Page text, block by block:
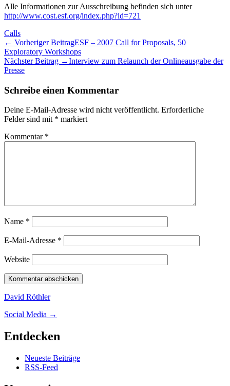
Alle Informationen zur Ausschreibung befinden sich unter
http://www.cost.esf.org/index.php?id=721
Calls
← Vorheriger BeitragESF – 2007 Call for Proposals, 50
Exploratory Workshops
Nächster Beitrag →Interview zum Relaunch der Onlineausgabe der
Presse
Schreibe einen Kommentar
Deine E-Mail-Adresse wird nicht veröffentlicht. Erforderliche
Felder sind mit * markiert
Kommentar *
Name *
E-Mail-Adresse *
Website
David Röthler
Social Media →
Entdecken
Neueste Beiträge
RSS-Feed